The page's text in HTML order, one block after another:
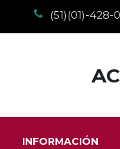
(51)(01)-
INFORMACIÓN